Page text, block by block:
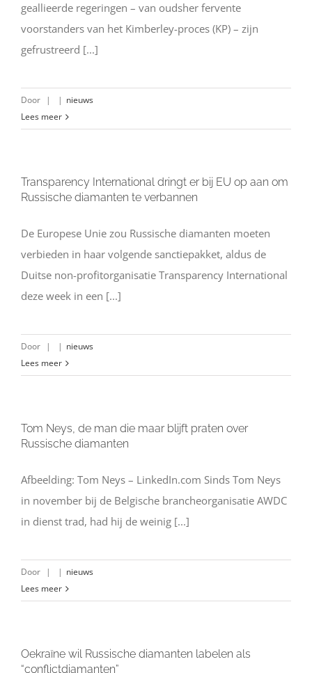
geallieerde regeringen – van oudsher fervente
voorstanders van het Kimberley-proces (KP) – zijn
gefrustreerd [...]
Door | | nieuws
Lees meer
Transparency International dringt er bij EU op aan om
Russische diamanten te verbannen
De Europese Unie zou Russische diamanten moeten
verbieden in haar volgende sanctiepakket, aldus de
Duitse non-profitorganisatie Transparency International
deze week in een [...]
Door | | nieuws
Lees meer
Tom Neys, de man die maar blijft praten over
Russische diamanten
Afbeelding: Tom Neys – LinkedIn.com Sinds Tom Neys
in november bij de Belgische brancheorganisatie AWDC
in dienst trad, had hij de weinig [...]
Door | | nieuws
Lees meer
Oekraïne wil Russische diamanten labelen als
“conflictdiamanten”